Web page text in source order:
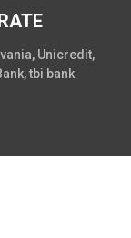
Unicredit,
tbi bank